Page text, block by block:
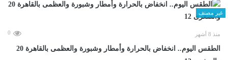
غير مصنف
منذ 8 أشهر 0
الطقس اليوم.. انخفاض بالحرارة وأمطار وشبورة والعظمى بالقاهرة 20